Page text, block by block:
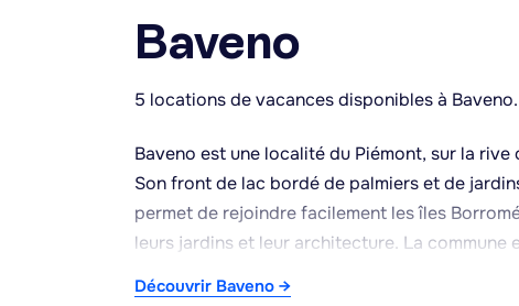
Baveno
5 locations de vacances disponibles à Baveno.
Baveno est une localité du Piémont, sur la
Son front de lac bordé de palmiers et de
permet de rejoindre facilement les îles
leurs jardins et leur architecture. La
Découvrir Baveno →